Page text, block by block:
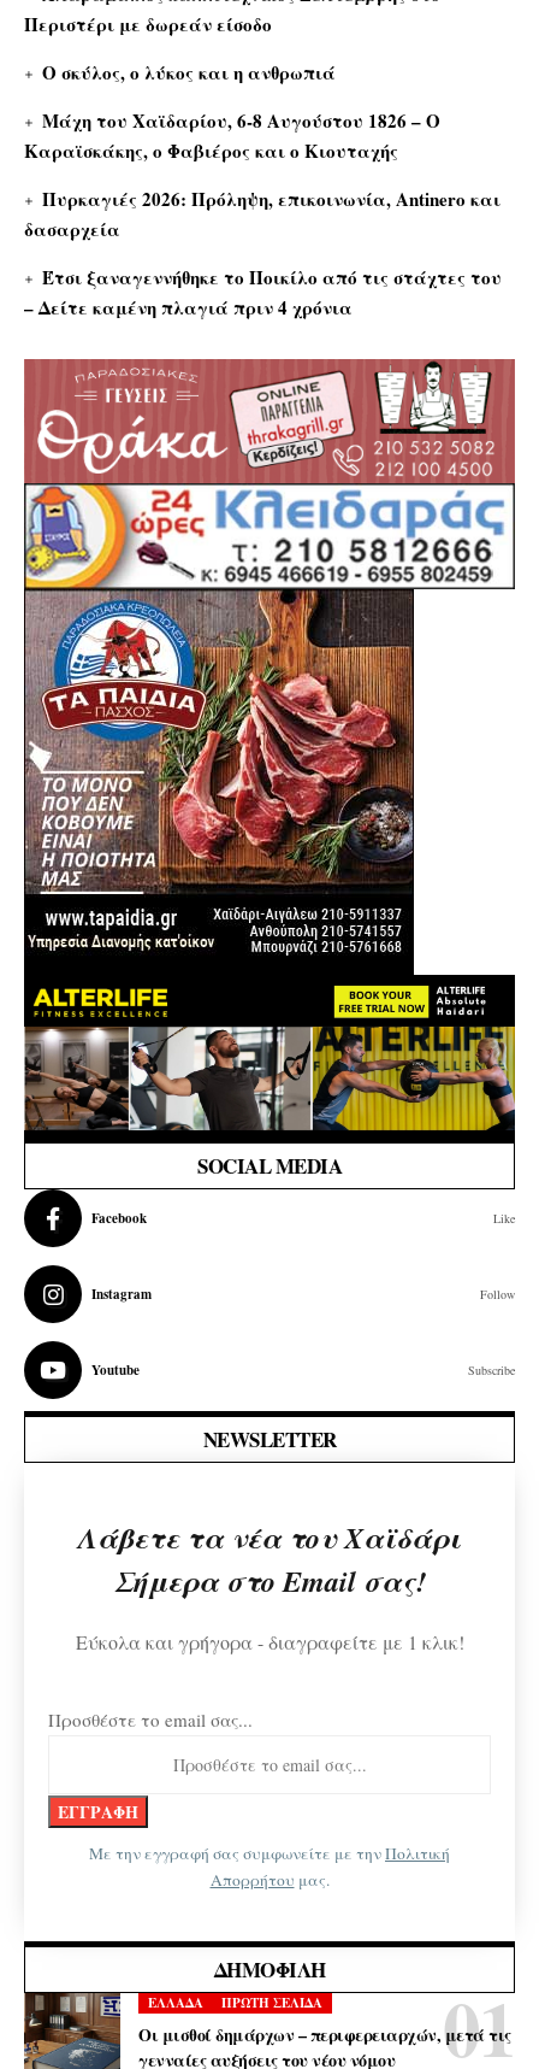
Περιστέρι με δωρεάν είσοδο
Ο σκύλος, ο λύκος και η ανθρωπιά
Μάχη του Χαϊδαρίου, 6-8 Αυγούστου 1826 – Ο
Καραϊσκάκης, ο Φαβιέρος και ο Κιουταχής
Πυρκαγιές 2026: Πρόληψη, επικοινωνία, Antinero και
δασαρχεία
Έτσι ξαναγεννήθηκε το Ποικίλο από τις στάχτες του
– Δείτε καμένη πλαγιά πριν 4 χρόνια
SOCIAL MEDIA
Facebook Like
Instagram Follow
Youtube Subscribe
NEWSLETTER
Λάβετε τα νέα του Χαϊδάρι
Σήμερα στο Email σας!
Εύκολα και γρήγορα - διαγραφείτε με 1 κλικ!
Προσθέστε το email σας...
Με την εγγραφή σας συμφωνείτε με τηνΠολιτική
Απορρήτου μας.
ΔΗΜΟΦΙΛΉ
ΕΛΛΑΔΑ ΠΡΩΤΗ ΣΕΛΙΔΑ
Οι μισθοί δημάρχων – περιφερειαρχών, μετά τις
γενναίες αυξήσεις του νέου νόμου